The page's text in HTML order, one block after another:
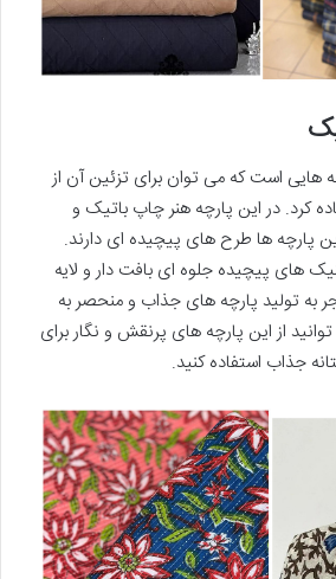
هایی است که می توان برای تزئین آن از
کرد. در این پارچه هنر چاپ باتیک و
پارچه ها طرح های پیچیده ای دارند.
های پیچیده جلوه ای بافت دار و لایه
به تولید پارچه های جذاب و منحصر به
از این پارچه های پرنقش و نگار برای
جذاب استفاده کنید.